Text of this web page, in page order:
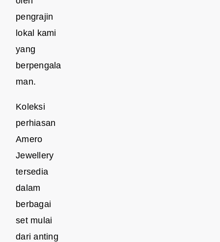
pengrajin
lokal kami
yang
berpengala
man.
Koleksi
perhiasan
Amero
Jewellery
tersedia
dalam
berbagai
set mulai
dari anting